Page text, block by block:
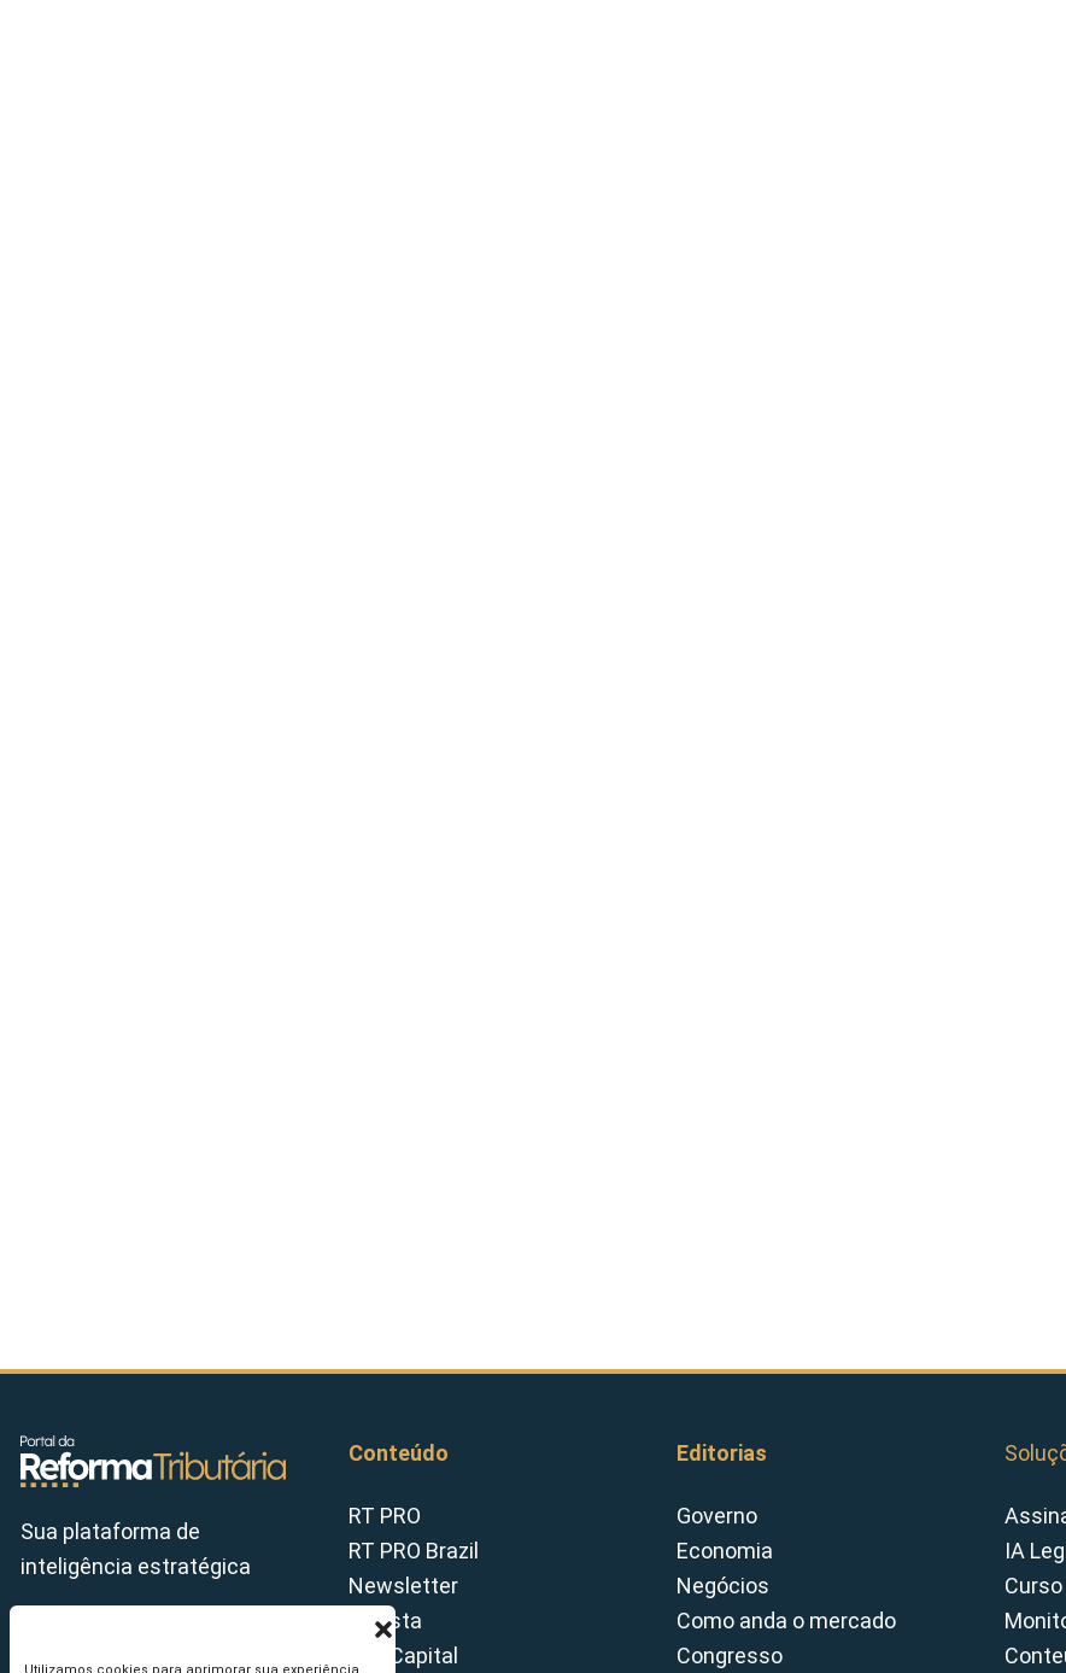
Sua plataforma de
inteligência estratégica
Conteúdo
RT PRO
RT PRO Brazil
Newsletter
Revista
Tax Capital
Editorias
Governo
Economia
Negócios
Como anda o mercado
Congresso
IA